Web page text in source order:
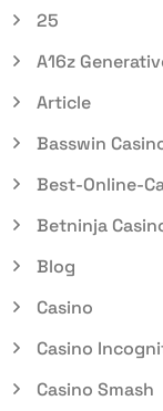
25
A16z
Article
Basswin
Best-Online-
Betninja
Blog
Casino
Casino
Casino Smash